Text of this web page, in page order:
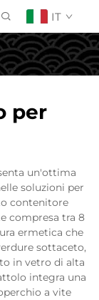
IT
per
un'ottima
soluzioni per
contenitore
compresa tra 8
ermetica che
sottaceto,
in vetro di alta
integra una
a vite